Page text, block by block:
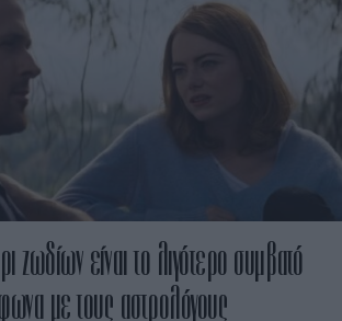
ζωδίων είναι το λιγότερο συμβατό
με τους αστρολόγους